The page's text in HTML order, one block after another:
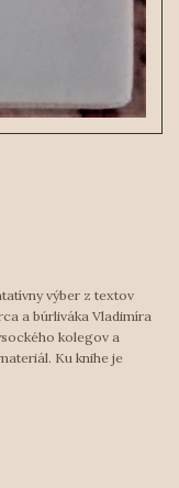
výber z textov
a búrliváka Vladimíra
kolegov a
Ku knihe je